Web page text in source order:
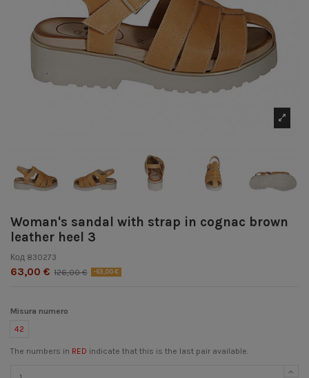
Woman's sandal with strap in cognac brown
leather heel 3
Код 830273
63,00 € 126,00 € -63,00 €
Misura numero
42
The numbers in RED indicate that this is the last pair available.